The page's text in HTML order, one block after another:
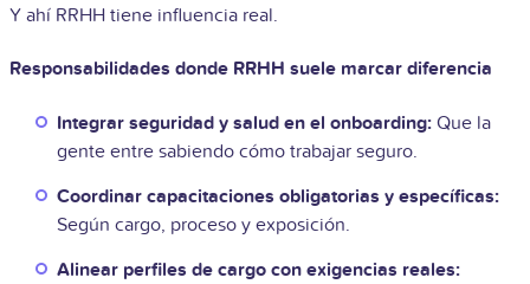
Y ahí RRHH tiene influencia real.
Responsabilidades donde RRHH suele marcar diferencia
Integrar seguridad y salud en el onboarding: Que la
gente entre sabiendo cómo trabajar seguro.
Coordinar capacitaciones obligatorias y específicas:
Según cargo, proceso y exposición.
Alinear perfiles de cargo con exigencias reales: